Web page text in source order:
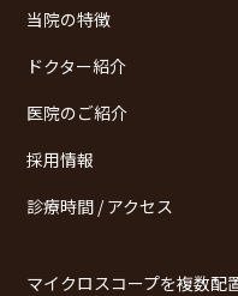
当院の特徴
ドクター紹介
医院のご紹介
採用情報
診療時間 / アクセス
マイクロスコープを複数配